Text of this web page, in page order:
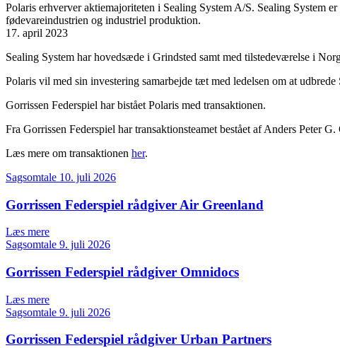
Polaris erhverver aktiemajoriteten i Sealing System A/S. Sealing System
fødevareindustrien og industriel produktion.
17. april 2023
Sealing System har hovedsæde i Grindsted samt med tilstedeværelse i
Polaris vil med sin investering samarbejde tæt med ledelsen om at
Gorrissen Federspiel har bistået Polaris med transaktionen.
Fra Gorrissen Federspiel har transaktionsteamet bestået af Anders Peter
Læs mere om transaktionen her.
Sagsomtale 10. juli 2026
Gorrissen Federspiel rådgiver Air Greenland
Læs mere
Sagsomtale 9. juli 2026
Gorrissen Federspiel rådgiver Omnidocs
Læs mere
Sagsomtale 9. juli 2026
Gorrissen Federspiel rådgiver Urban Partners